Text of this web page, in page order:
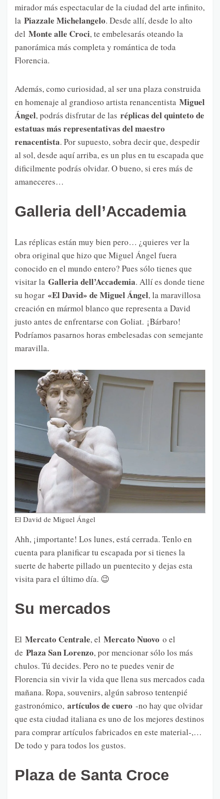
mirador más espectacular de la ciudad del arte infinito,
la Piazzale Michelangelo. Desde allí, desde lo alto
del Monte alle Croci, te embelesarás oteando la
panorámica más completa y romántica de toda
Florencia.
Además, como curiosidad, al ser una plaza construida
en homenaje al grandioso artista renancentista Miguel
Ángel, podrás disfrutar de las réplicas del quinteto de
estatuas más representativas del maestro
renacentista. Por supuesto, sobra decir que, despedir
al sol, desde aquí arriba, es un plus en tu escapada que
dificilmente podrás olvidar. O bueno, si eres más de
amaneceres…
Galleria dell’Accademia
Las réplicas están muy bien pero… ¿quieres ver la
obra original que hizo que Miguel Ángel fuera
conocido en el mundo entero? Pues sólo tienes que
visitar la Galleria dell’Accademia. Allí es donde tiene
su hogar «El David» de Miguel Ángel, la maravillosa
creación en mármol blanco que representa a David
justo antes de enfrentarse con Goliat. ¡Bárbaro!
Podríamos pasarnos horas embelesadas con semejante
maravilla.
El David de Miguel Ángel
Ahh, ¡importante! Los lunes, está cerrada. Tenlo en
cuenta para planificar tu escapada por si tienes la
suerte de haberte pillado un puentecito y dejas esta
visita para el último día. 😉
Su mercados
El Mercato Centrale, el Mercato Nuovo o el
de Plaza San Lorenzo, por mencionar sólo los más
chulos. Tú decides. Pero no te puedes venir de
Florencia sin vivir la vida que llena sus mercados cada
mañana. Ropa, souvenirs, algún sabroso tentenpié
gastronómico, artículos de cuero -no hay que olvidar
que esta ciudad italiana es uno de los mejores destinos
para comprar artículos fabricados en este material-,…
De todo y para todos los gustos.
Plaza de Santa Croce